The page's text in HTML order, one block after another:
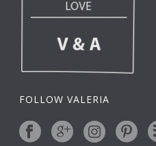
FOLLOW VALERIA